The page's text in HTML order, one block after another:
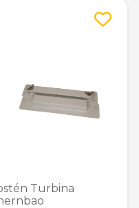
Turbina